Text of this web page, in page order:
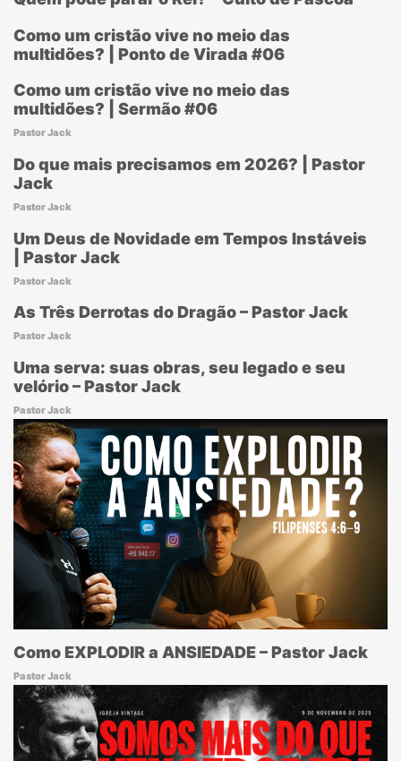
Como um cristão vive no meio das
multidões? | Ponto de Virada #06
Como um cristão vive no meio das
multidões? | Sermão #06
Pastor Jack
Do que mais precisamos em 2026? | Pastor
Jack
Pastor Jack
Um Deus de Novidade em Tempos Instáveis
| Pastor Jack
Pastor Jack
As Três Derrotas do Dragão – Pastor Jack
Pastor Jack
Uma serva: suas obras, seu legado e seu
velório – Pastor Jack
Pastor Jack
Como EXPLODIR a ANSIEDADE – Pastor Jack
Pastor Jack